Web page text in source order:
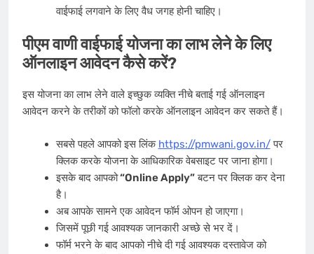
वाईफाई लगवाने के लिए वैध जगह होनी चाहिए।
पीएम वाणी वाईफाई योजना का लाभ लेने के लिए
ऑनलाइन आवेदन कैसे करें?
इस योजना का लाभ लेने वाले इच्छुक व्यक्ति नीचे बताई गई ऑनलाइन
आवेदन करने के तरीकों को फॉलो करके ऑनलाइन आवेदन कर सकते हैं।
सबसे पहले आपको इस लिंक https://pmwani.gov.in/पर
क्लिक करके योजना के आधिकारिक वेबसाइट पर जाना होगा।
इसके बाद आपको“Online Apply”बटन पर क्लिक कर देना
है।
अब आपके सामने एक आवेदन फॉर्म ओपन हो जाएगा।
जिसमें पूछी गई आवश्यक जानकारी अच्छे से भर दें।
फॉर्म भरने के बाद आपको नीचे दी गई आवश्यक दस्तावेज को